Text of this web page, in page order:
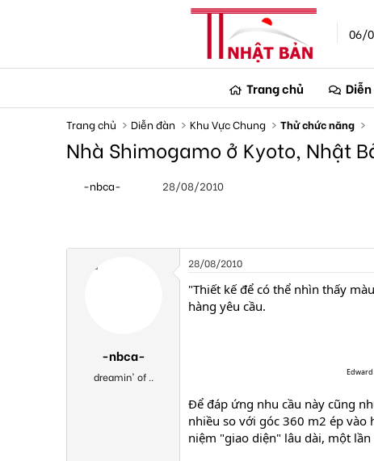
06/
Trang chủ
Trang chủ Diễn đàn Khu Vực Chung Thử chức năng
Nhà Shimogamo ở Kyoto, Nhật
h
d
-nbca-
ử
28/08/2010
-nbca-
dreamin' of ..
28/08/2010
"Thiết kế để có thể nhìn thấy
hàng yêu cầu.
Edward
Để đáp ứng nhu cầu này cũng
nhiều so với góc 360 m2 ép vào
niệm "giao diện" lâu dài, một